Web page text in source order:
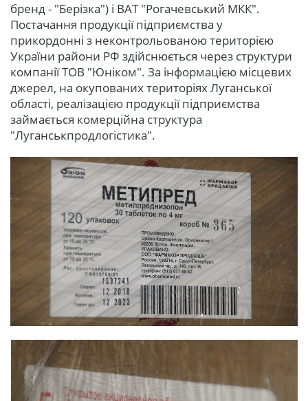
бренд - "Берізка") і ВАТ "Рогачевський МКК".
Постачання продукції підприємства у
прикордонні з неконтрольованою територією
України райони РФ здійснюється через структури
компанії ТОВ "Юніком". За інформацією місцевих
джерел, на окупованих територіях Луганської
області, реалізацією продукції підприємства
займається комерційна структура
"Луганськпродлогістика".